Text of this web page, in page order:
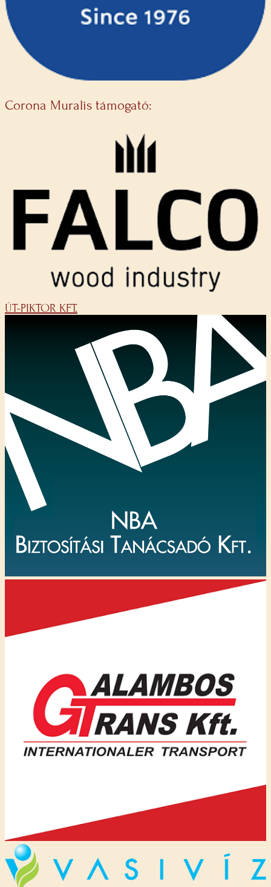
Corona Muralis támogató:
ÚT-PIKTOR KFT.